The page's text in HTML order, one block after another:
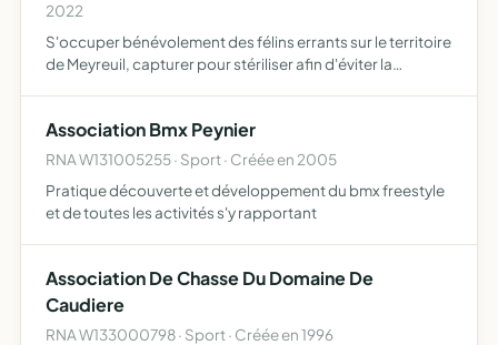
2022
S'occuper bénévolement des félins errants sur le territoire
de Meyreuil, capturer pour stériliser afin d'éviter la
Association Bmx Peynier
RNA W131005255 · Sport · Créée en 2005
Pratique découverte et développement du bmx freestyle
et de toutes les activités s'y rapportant
Association De Chasse Du Domaine De
Caudiere
RNA W133000798 · Sport · Créée en 1996